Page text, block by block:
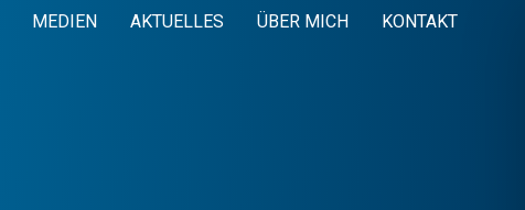
MEDIEN AKTUELLES ÜBER MICH KONTAKT